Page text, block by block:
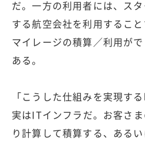
だ。一方の利用者には、ス
する航空会社を利用するこ
マイレージの積算／利用が
ある。
「こうした仕組みを実現す
実はITインフラだ。お客さ
り計算して積算する、ある